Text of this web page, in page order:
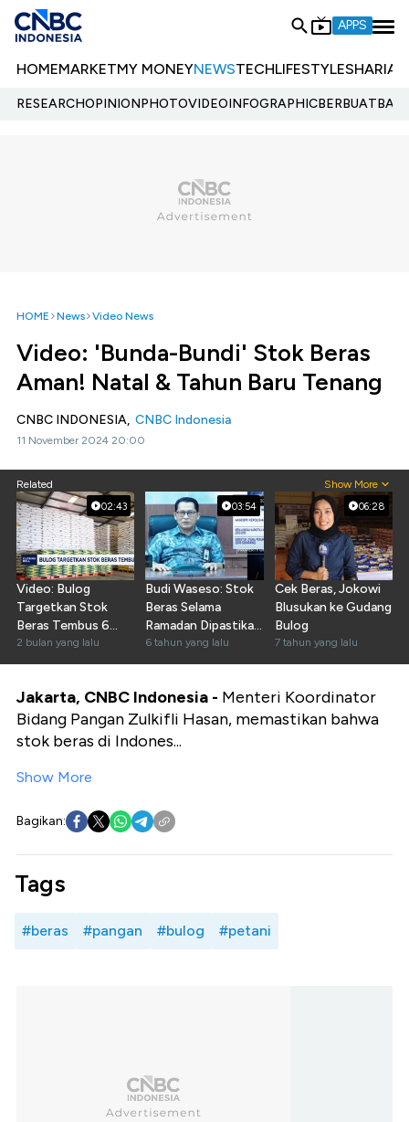
APPS
HOMEMARKETMY MONEYNEWSTECHLIFESTYLESHARIA
RESEARCHOPINIONPHOTOVIDEOINFOGRAPHIC
HOME News Video News
Video: 'Bunda-Bundi' Stok Beras
Aman! Natal & Tahun Baru Tenang
CNBC INDONESIA, CNBC Indonesia
11 November 2024 20:00
Related Show More
02:43
Video: Bulog
Targetkan Stok
Beras Tembus 6
Juta Ton
2 bulan yang lalu
03:54
Budi Waseso: Stok
Beras Selama
Ramadan Dipastikan
Aman
6 tahun yang lalu
06:28
Cek Beras, Jokowi
Blusukan ke Gudang
Bulog
7 tahun yang lalu
Jakarta, CNBC Indonesia - Menteri Koordinator
Bidang Pangan Zulkifli Hasan, memastikan bahwa
stok beras di Indones...
Show More
Bagikan:
Tags
#beras #pangan #bulog #petani